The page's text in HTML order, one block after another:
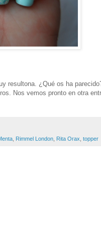
resultona. ¿Qué os ha
Nos vemos pronto en otra
Rimmel London Rita Orax topper